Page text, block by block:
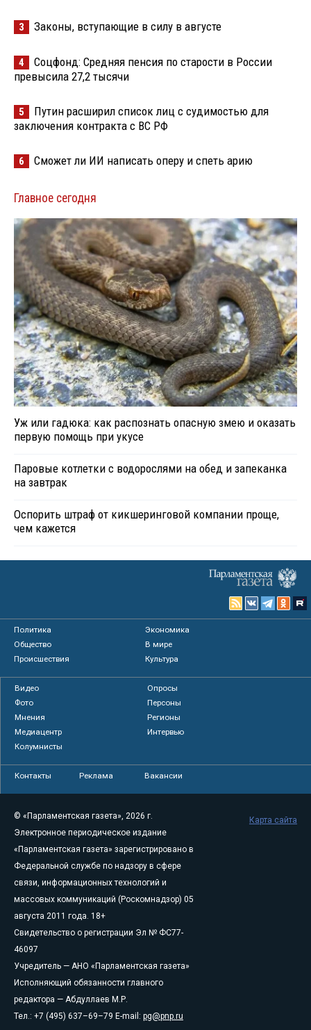
3 Законы, вступающие в силу в августе
4
Соцфонд: Средняя пенсия по старости в России
превысила 27,2 тысячи
5
Путин расширил список лиц с судимостью для
заключения контракта с ВС РФ
6 Сможет ли ИИ написать оперу и спеть арию
Главное сегодня
Уж или гадюка: как распознать опасную змею и оказать
первую помощь при укусе
Паровые котлетки с водорослями на обед и запеканка
на завтрак
Оспорить штраф от кикшеринговой компании проще,
чем кажется
Политика
Экономика
Общество
В мире
Происшествия
Культура
Видео
Опросы
Фото
Персоны
Мнения
Регионы
Медиацентр
Интервью
Колумнисты
Контакты Реклама Вакансии
© «Парламентская газета», 2026 г.
Электронное периодическое издание
«Парламентская газета» зарегистрировано в
Федеральной службе по надзору в сфере
связи, информационных технологий и
массовых коммуникаций (Роскомнадзор) 05
августа 2011 года. 18+
Свидетельство о регистрации Эл № ФС77-
46097
Учредитель — АНО «Парламентская газета»
Исполняющий обязанности главного
редактора — Абдуллаев М.Р.
Тел.: +7 (495) 637–69–79 E-mail: pg@pnp.ru
Карта сайта